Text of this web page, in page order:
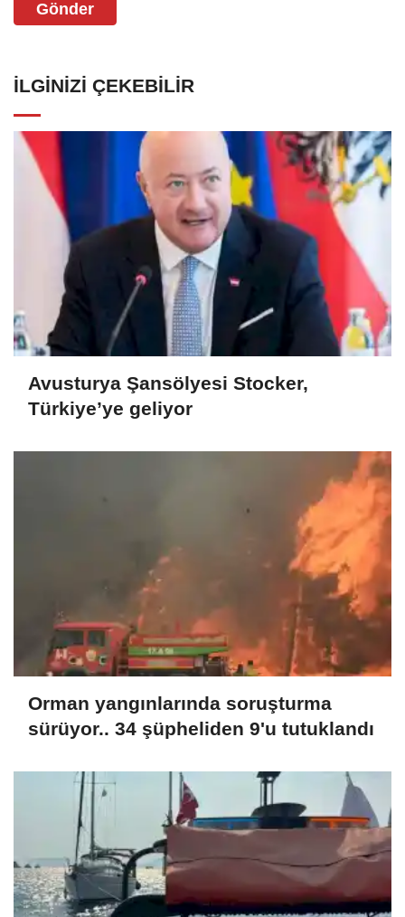
Gönder
İLGINIZI ÇEKEBILIR
Avusturya Şansölyesi Stocker,
Türkiye’ye geliyor
Orman yangınlarında soruşturma
sürüyor.. 34 şüpheliden 9'u tutuklandı